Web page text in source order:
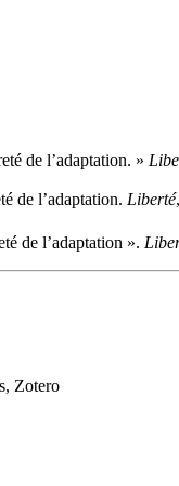
de l’adaptation. »
de l’adaptation. Liberté,
de l’adaptation ».
Zotero